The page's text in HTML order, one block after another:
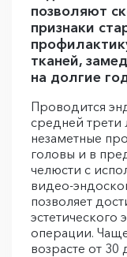
позволяют
признаки
тканей,
на долгие
Проводится
средней трети
незаметные
головы и в
челюсти с
видео-
позволяет
операции.
возрасте от 30